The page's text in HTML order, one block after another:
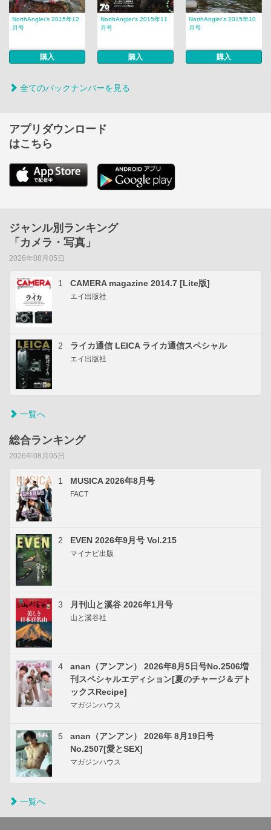
NorthAngler’s 2015年12
月号
購入
NorthAngler’s 2015年11
月号
購入
NorthAngler’s 2015年10
月号
購入
全てのバックナンバーを見る
アプリダウンロード
はこちら
ジャンル別ランキング
「カメラ・写真」
2026年08月05日
1 CAMERA magazine 2014.7 [Lite版]
エイ出版社
2 ライカ通信 LEICA ライカ通信スペシャル
エイ出版社
一覧へ
総合ランキング
2026年08月05日
1 MUSICA 2026年8月号
FACT
2 EVEN 2026年9月号 Vol.215
マイナビ出版
3 月刊山と溪谷 2026年1月号
山と溪谷社
4
anan（アンアン） 2026年8月5日号No.2506増
刊スペシャルエディション[夏のチャージ＆デト
ックスRecipe]
マガジンハウス
5
anan（アンアン） 2026年 8月19日号
No.2507[愛とSEX]
マガジンハウス
一覧へ